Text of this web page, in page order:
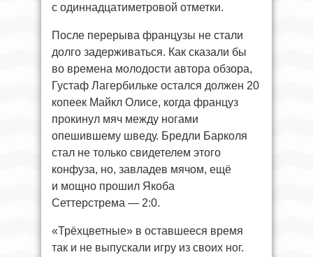
с одиннадцатиметровой отметки.
После перерыва французы не стали
долго задерживаться. Как сказали бы
во времена молодости автора обзора,
Густаф Лагербильке остался должен 20
копеек Майкл Олисе, когда француз
прокинул мяч между ногами
опешившему шведу. Бредли Барколя
стал не только свидетелем этого
конфуза, но, завладев мячом, ещё
и мощно прошил Якоба
Сеттерстрема — 2:0.
«Трёхцветные» в оставшееся время
так и не выпускали игру из своих ног.